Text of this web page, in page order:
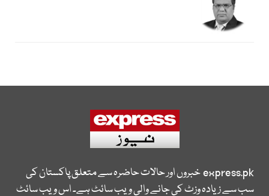
express.pkخبروں اور حالات حاضرہ سے متعلق پاکستان کی
سب سے زیادہ وزٹ کی جانے والی ویب سائٹ ہے۔ اس ویب سائٹ